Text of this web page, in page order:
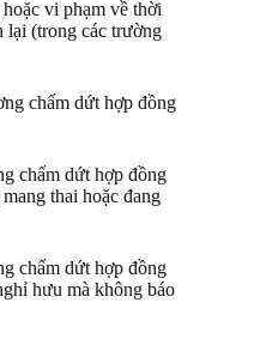
vi phạm về thời
lại (trong các trường
chấm dứt hợp đồng
chấm dứt hợp đồng
thai hoặc đang
chấm dứt hợp đồng
hưu mà không báo